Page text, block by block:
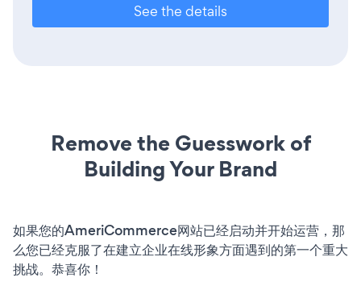
See the details
Remove the Guesswork of
Building Your Brand
如果您的AmeriCommerce网站已经启动并开始运营，那
么您已经克服了在建立企业在线形象方面遇到的第一个重大
挑战。恭喜你！